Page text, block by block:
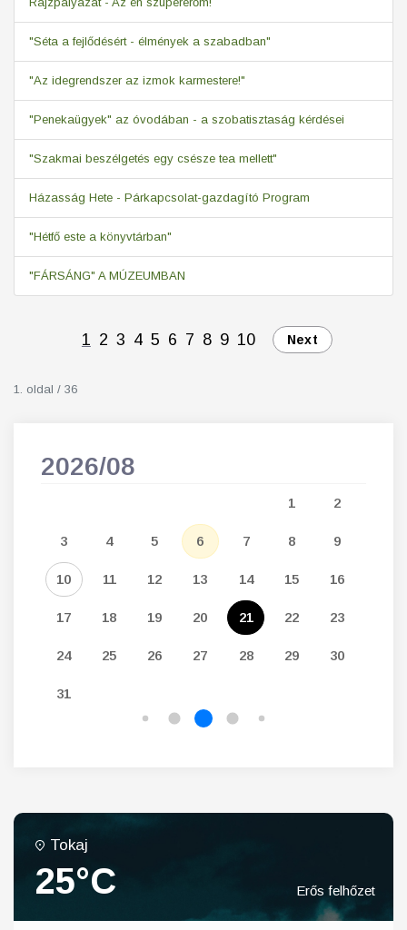
"Séta a fejlődésért - élmények a szabadban"
"Az idegrendszer az izmok karmestere!"
"Penekaügyek" az óvodában - a szobatisztaság kérdései
"Szakmai beszélgetés egy csésze tea mellett"
Házasság Hete - Párkapcsolat-gazdagító Program
"Hétfő este a könyvtárban"
"FÁRSÁNG" A MÚZEUMBAN
1 2 3 4 5 6 7 8 9 10 Next
1. oldal / 36
2026/08
1 2
3 4 5 6 7 8 9
10 11 12 13 14 15 16
17 18 19 20 21 22 23
24 25 26 27 28 29 30
31
Tokaj
25°C Erős felhőzet